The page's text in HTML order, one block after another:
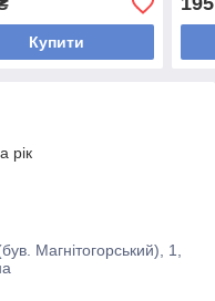
Купити
рік
Магнітогорський), 1,